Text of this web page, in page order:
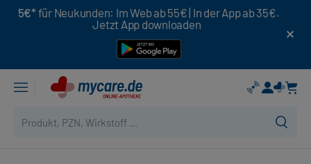
5€* für Neukunden: Im Web ab 55€ | In der App ab 35€.
Jetzt App downloaden